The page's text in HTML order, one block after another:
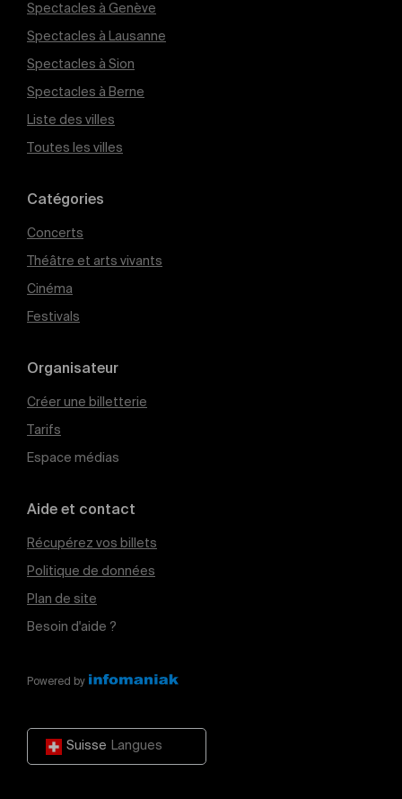
Spectacles à Genève
Spectacles à Lausanne
Spectacles à Sion
Spectacles à Berne
Liste des villes
Toutes les villes
Catégories
Concerts
Théâtre et arts vivants
Cinéma
Festivals
Organisateur
Créer une billetterie
Tarifs
Espace médias
Aide et contact
Récupérez vos billets
Politique de données
Plan de site
Besoin d'aide ?
Powered by
Suisse Langues